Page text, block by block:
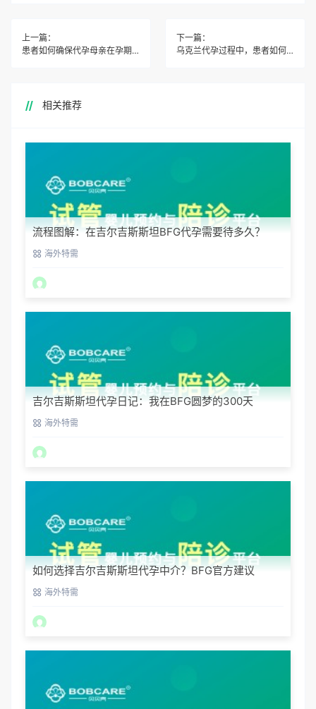
上一篇：
患者如何确保代孕母亲在孕期和分娩后的生活质量？
下一篇：
乌克兰代孕过程中，患者如何获得心理支持和咨询？
相关推荐
流程图解：在吉尔吉斯斯坦BFG代孕需要待多久？
海外特需
吉尔吉斯斯坦代孕日记：我在BFG圆梦的300天
海外特需
如何选择吉尔吉斯斯坦代孕中介？BFG官方建议
海外特需